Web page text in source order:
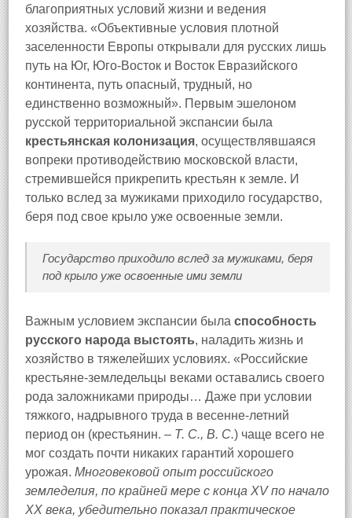
благоприятных условий жизни и ведения
хозяйства. «Объективные условия плотной
заселенности Европы открывали для русских лишь
путь на Юг, Юго-Восток и Восток Евразийского
континента, путь опасный, трудный, но
единственно возможный». Первым эшелоном
русской территориальной экспансии была
крестьянская колонизация, осуществлявшаяся
вопреки противодействию московской власти,
стремившейся прикрепить крестьян к земле. И
только вслед за мужиками приходило государство,
беря под свое крыло уже освоенные земли.
Государство приходило вслед за мужиками, беря
под крыло уже освоенные ими земли
Важным условием экспансии была способность
русского народа выстоять, наладить жизнь и
хозяйство в тяжелейших условиях. «Российские
крестьяне-земледельцы веками оставались своего
рода заложниками природы… Даже при условии
тяжкого, надрывного труда в весенне-летний
период он (крестьянин. – Т. С., В. С.) чаще всего не
мог создать почти никаких гарантий хорошего
урожая. Многовековой опыт российского
земледелия, по крайней мере с конца XV по начало
XX века, убедительно показал практическое